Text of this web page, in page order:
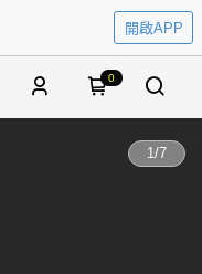
開啟APP
0
1/7